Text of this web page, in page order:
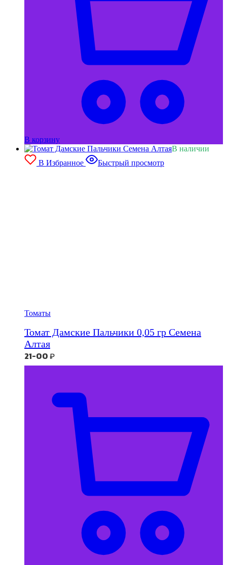
В корзину
В наличии
В Избранное
Быстрый просмотр
Томаты
Томат Дамские Пальчики 0,05 гр Семена
Алтая
21-00₽